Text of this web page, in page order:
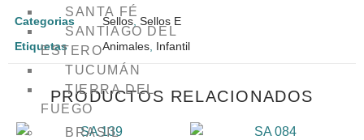
SANTA FÉ
SANTIAGO DEL
ESTERO
TUCUMÁN
TIERRA DEL
FUEGO
BRASIL
Categorias Sellos Sellos E
Etiquetas
Animales Infantil
PRODUCTOS RELACIONADOS